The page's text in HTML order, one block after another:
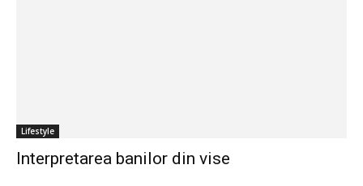
Lifestyle
Interpretarea banilor din vise